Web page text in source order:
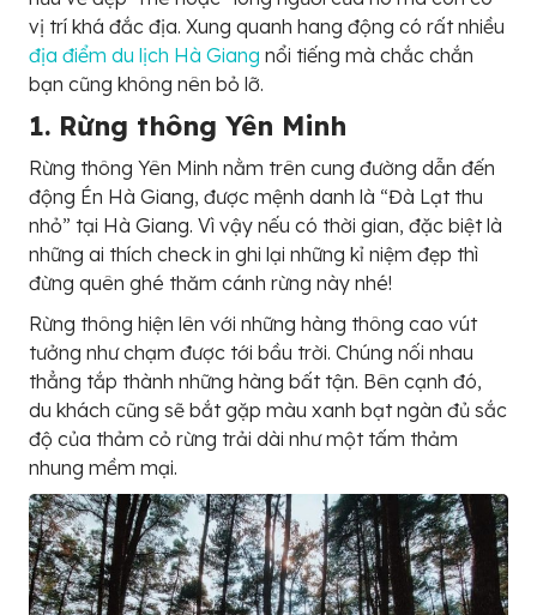
vị trí khá đắc địa. Xung quanh hang động có rất nhiều
địa điểm du lịch Hà Giang nổi tiếng mà chắc chắn
bạn cũng không nên bỏ lỡ.
1. Rừng thông Yên Minh
Rừng thông Yên Minh nằm trên cung đường dẫn đến
động Én Hà Giang, được mệnh danh là “Đà Lạt thu
nhỏ” tại Hà Giang. Vì vậy nếu có thời gian, đặc biệt là
những ai thích check in ghi lại những kỉ niệm đẹp thì
đừng quên ghé thăm cánh rừng này nhé!
Rừng thông hiện lên với những hàng thông cao vút
tưởng như chạm được tới bầu trời. Chúng nối nhau
thẳng tắp thành những hàng bất tận. Bên cạnh đó,
du khách cũng sẽ bắt gặp màu xanh bạt ngàn đủ sắc
độ của thảm cỏ rừng trải dài như một tấm thảm
nhung mềm mại.